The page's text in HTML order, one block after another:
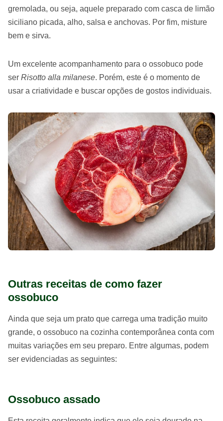
gremolada, ou seja, aquele preparado com casca de limão
siciliano picada, alho, salsa e anchovas. Por fim, misture
bem e sirva.
Um excelente acompanhamento para o ossobuco pode
ser Risotto alla milanese. Porém, este é o momento de
usar a criatividade e buscar opções de gostos individuais.
Outras receitas de como fazer
ossobuco
Ainda que seja um prato que carrega uma tradição muito
grande, o ossobuco na cozinha contemporânea conta com
muitas variações em seu preparo. Entre algumas, podem
ser evidenciadas as seguintes:
Ossobuco assado